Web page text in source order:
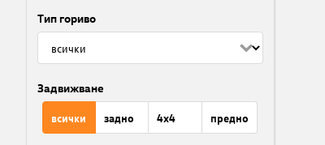
Тип гориво
Задвижване
всички задно 4x4 предно